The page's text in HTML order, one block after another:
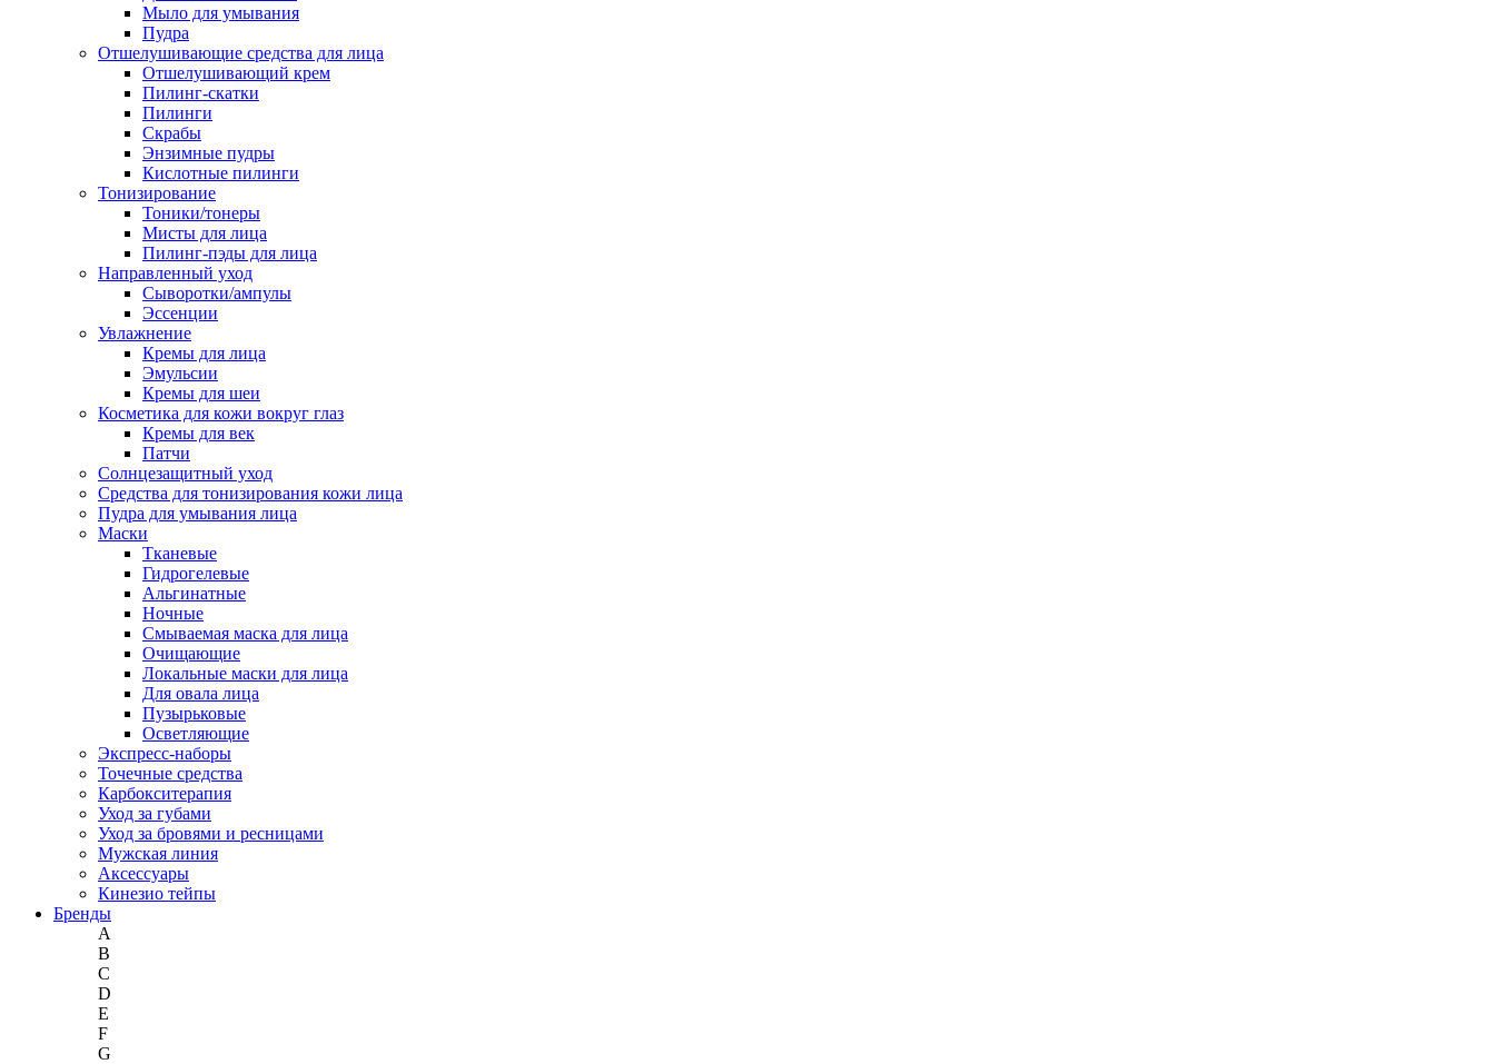
Мыло для умывания
Пудра
Отшелушивающие средства для лица
Отшелушивающий крем
Пилинг-скатки
Пилинги
Скрабы
Энзимные пудры
Кислотные пилинги
Тонизирование
Тоники/тонеры
Мисты для лица
Пилинг-пэды для лица
Направленный уход
Сыворотки/ампулы
Эссенции
Увлажнение
Кремы для лица
Эмульсии
Кремы для шеи
Косметика для кожи вокруг глаз
Кремы для век
Патчи
Солнцезащитный уход
Средства для тонизирования кожи лица
Пудра для умывания лица
Маски
Тканевые
Гидрогелевые
Альгинатные
Ночные
Смываемая маска для лица
Очищающие
Локальные маски для лица
Для овала лица
Пузырьковые
Осветляющие
Экспресс-наборы
Точечные средства
Карбокситерапия
Уход за губами
Уход за бровями и ресницами
Мужская линия
Аксессуары
Кинезио тейпы
Бренды
A
B
C
D
E
F
G